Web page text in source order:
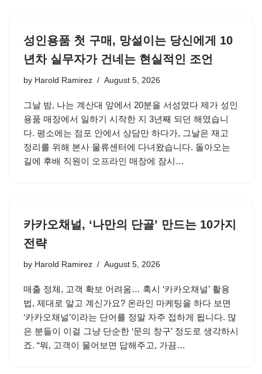
성인용품 첫 구매, 망설이는 당신에게 10
년차 실무자가 건네는 현실적인 조언
by Harold Ramirez August 5, 2026
그날 밤, 나는 계산대 앞에서 20분을 서성였다 제가 성인
용품 매장에서 일하기 시작한 지 3년째 되던 해였습니
다. 평소에는 점포 안에서 상담만 하다가, 그날은 재고
정리를 위해 본사 물류센터에 다녀왔습니다. 돌아오는
길에 후배 직원이 오프라인 매장에 잠시…
카카오채널, ‘나만의 단골’ 만드는 10가지
전략
by Harold Ramirez August 5, 2026
매출 정체, 고객 확보 어려움… 혹시 ‘카카오채널’ 활용
법, 제대로 알고 계신가요? 온라인 마케팅을 하다 보면
‘카카오채널’이라는 단어를 정말 자주 접하게 됩니다. 많
은 분들이 이걸 그냥 단순한 ‘문의 창구’ 정도로 생각하시
죠. “뭐, 고객이 물어보면 답해주고, 가끔…